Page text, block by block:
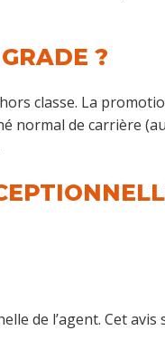
?
classe. La
normal de carrière
de l’agent. Cet avis